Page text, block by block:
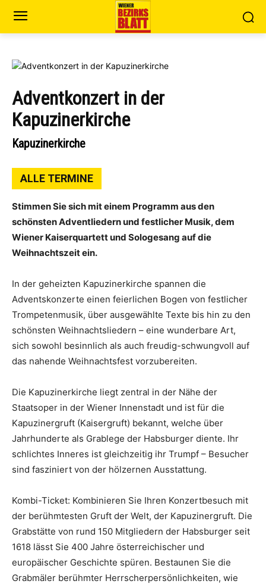
Adventkonzert in der
Kapuzinerkirche
Kapuzinerkirche
ALLE TERMINE
Stimmen Sie sich mit einem Programm aus den
schönsten Adventliedern und festlicher Musik, dem
Wiener Kaiserquartett und Sologesang auf die
Weihnachtszeit ein.
In der geheizten Kapuzinerkirche spannen die
Adventskonzerte einen feierlichen Bogen von festlicher
Trompetenmusik, über ausgewählte Texte bis hin zu den
schönsten Weihnachtsliedern – eine wunderbare Art,
sich sowohl besinnlich als auch freudig-schwungvoll auf
das nahende Weihnachtsfest vorzubereiten.
Die Kapuzinerkirche liegt zentral in der Nähe der
Staatsoper in der Wiener Innenstadt und ist für die
Kapuzinergruft (Kaisergruft) bekannt, welche über
Jahrhunderte als Grablege der Habsburger diente. Ihr
schlichtes Inneres ist gleichzeitig ihr Trumpf – Besucher
sind fasziniert von der hölzernen Ausstattung.
Kombi-Ticket: Kombinieren Sie Ihren Konzertbesuch mit
der berühmtesten Gruft der Welt, der Kapuzinergruft. Die
Grabstätte von rund 150 Mitgliedern der Habsburger seit
1618 lässt Sie 400 Jahre österreichischer und
europäischer Geschichte spüren. Bestaunen Sie die
Grabmäler berühmter Herrscherpersönlichkeiten, wie